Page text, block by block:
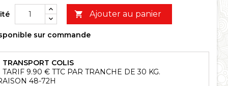
 Ajouter au panier
sur commande
TRANSPORT COLIS
TARIF 9.90 € TTC PAR TRANCHE DE 30 KG.
48-72H